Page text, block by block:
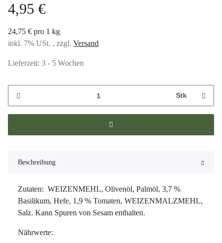
4,95 €
24,75 € pro 1 kg
inkl. 7% USt. , zzgl. Versand
Lieferzeit: 3 - 5 Wochen
Stk
Beschreibung
Zutaten: WEIZENMEHL, Olivenöl, Palmöl, 3,7 %
Basilikum, Hefe, 1,9 % Tomaten, WEIZENMALZMEHL,
Salz. Kann Spuren von Sesam enthalten.
Nährwerte: